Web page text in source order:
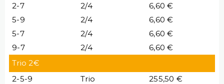
2-7
2/4
6,60 €
5-9
2/4
6,60 €
5-7
2/4
6,60 €
9-7
2/4
6,60 €
Trio 2€
2-5-9
Trio
255,50 €